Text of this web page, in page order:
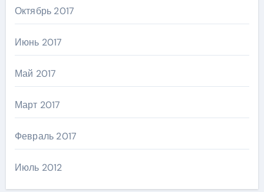
Октябрь 2017
Июнь 2017
Май 2017
Март 2017
Февраль 2017
Июль 2012